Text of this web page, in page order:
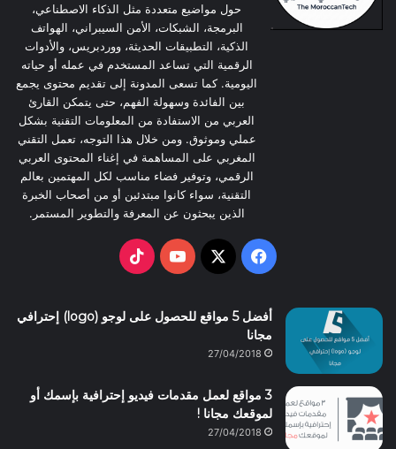
o
o
k
b
e
k
حول مواضيع متعددة مثل الذكاء الاصطناعي،
البرمجة، الشبكات، الأمن السيبراني، الهواتف
الذكية، التطبيقات الحديثة، ووردبريس، والأدوات
الرقمية التي تساعد المستخدم في عمله أو حياته
اليومية. كما تسعى المدونة إلى تقديم محتوى يجمع
بين الفائدة وسهولة الفهم، حتى يتمكن القارئ
العربي من الاستفادة من المعلومات التقنية بشكل
عملي وموثوق. ومن خلال هذا التوجه، تعمل التقني
المغربي على المساهمة في إغناء المحتوى العربي
الرقمي، وتوفير فضاء مناسب لكل المهتمين بعالم
التقنية، سواء كانوا مبتدئين أو من أصحاب الخبرة
الذين يبحثون عن المعرفة والتطوير المستمر.
Facebook
X
YouTube
TikTok
أفضل 5 مواقع للحصول على لوجو (logo) إحترافي
مجانا
27/04/2018
3 مواقع لعمل مقدمات فيديو إحترافية بإسمك أو
لموقعك مجانا !
27/04/2018